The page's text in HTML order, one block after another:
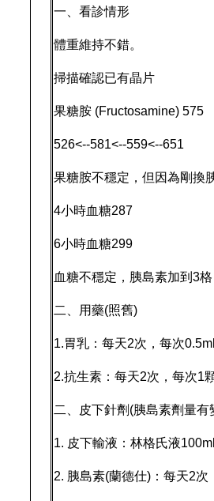
一、看診情形
體重維持不錯。
掃描確認已有晶片
果糖胺 (Fructosamine) 575
526<--581<--559<--651
果糖胺不穩定，但因為剛換
4小時血糖287
6小時血糖299
血糖不穩定，胰島素加到3
二、用藥(照舊)
1.胃乳：每天2次，每次
2.抗生素：每天2次，每次1
二、皮下針劑(胰島素劑量有
1. 皮下輸液：林格氏液
2. 胰島素(蘭德仕)：每天2